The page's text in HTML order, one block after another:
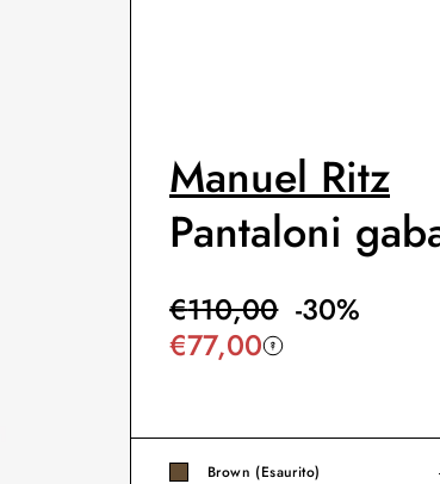
Manuel Ritz
Pantaloni
€110,00-30%
€77,00
Brown (Esaurito)